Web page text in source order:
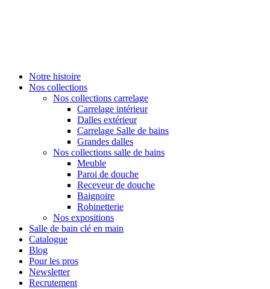
Notre histoire
Nos collections
Nos collections carrelage
Carrelage intérieur
Dalles extérieur
Carrelage Salle de bains
Grandes dalles
Nos collections salle de bains
Meuble
Paroi de douche
Receveur de douche
Baignoire
Robinetterie
Nos expositions
Salle de bain clé en main
Catalogue
Blog
Pour les pros
Newsletter
Recrutement